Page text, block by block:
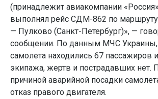
(принадлежит авиакомпании
выполнял рейс СДМ-862 по
— Пулково (Санкт-Петербург)», —
сообщении. По данным МЧС Украины,
самолета находились 67 пассажиров
экипажа, жертв и пострадавших нет.
причиной аварийной посадки
отказ правого двигателя.